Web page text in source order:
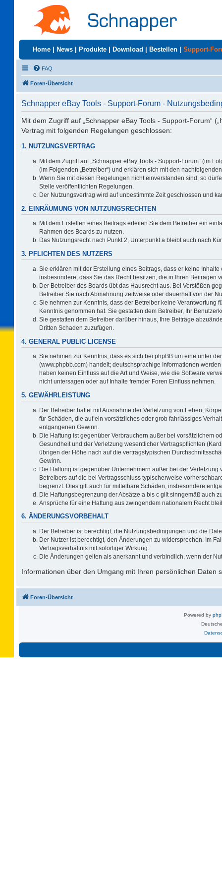
Home News Produkte Download Bestellen Support-
FAQ
Foren-Übersicht
Schnapper eBay Tools - Support-Forum -
Mit dem Zugriff auf „Schnapper eBay Tools - Support-Forum“
Vertrag mit folgenden Regelungen geschlossen:
1. NUTZUNGSVERTRAG
Mit dem Zugriff auf „Schnapper eBay Tools - Support-Forum“ (im
(im Folgenden „Betreiber“) und erklären sich mit den
Wenn Sie mit diesen Regelungen nicht einverstanden sind, so
Stelle veröffentlichten Regelungen.
Der Nutzungsvertrag wird auf unbestimmte Zeit geschlossen und
2. EINRÄUMUNG VON NUTZUNGSRECHTEN
Mit dem Erstellen eines Beitrags erteilen Sie dem Betreiber ein
Rahmen des Boards zu nutzen.
Das Nutzungsrecht nach Punkt 2, Unterpunkt a bleibt auch nach
3. PFLICHTEN DES NUTZERS
Sie erklären mit der Erstellung eines Beitrags, dass er keine
insbesondere, dass Sie das Recht besitzen, die in Ihren Beiträgen
Der Betreiber des Boards übt das Hausrecht aus. Bei Verstößen
Betreiber Sie nach Abmahnung zeitweise oder dauerhaft von der
Sie nehmen zur Kenntnis, dass der Betreiber keine Verantwortung
Kenntnis genommen hat. Sie gestatten dem Betreiber, Ihr
Sie gestatten dem Betreiber darüber hinaus, Ihre Beiträge
Dritten Schaden zuzufügen.
4. GENERAL PUBLIC LICENSE
Sie nehmen zur Kenntnis, dass es sich bei phpBB um eine unter der
(www.phpbb.com) handelt; deutschsprachige Informationen
haben keinen Einfluss auf die Art und Weise, wie die Software
nicht untersagen oder auf Inhalte fremder Foren Einfluss nehmen.
5. GEWÄHRLEISTUNG
Der Betreiber haftet mit Ausnahme der Verletzung von Leben,
für Schäden, die auf ein vorsätzliches oder grob fahrlässiges
entgangenen Gewinn.
Die Haftung ist gegenüber Verbrauchern außer bei vorsätzlichem
Gesundheit und der Verletzung wesentlicher Vertragspflichten
übrigen der Höhe nach auf die vertragstypischen
Gewinn.
Die Haftung ist gegenüber Unternehmern außer bei der
Betreibers auf die bei Vertragsschluss typischerweise
begrenzt. Dies gilt auch für mittelbare Schäden, insbesondere
Die Haftungsbegrenzung der Absätze a bis c gilt sinngemäß auch
Ansprüche für eine Haftung aus zwingendem nationalem Recht
6. ÄNDERUNGSVORBEHALT
Der Betreiber ist berechtigt, die Nutzungsbedingungen und die
Der Nutzer ist berechtigt, den Änderungen zu widersprechen. Im
Vertragsverhältnis mit sofortiger Wirkung.
Die Änderungen gelten als anerkannt und verbindlich, wenn der
Informationen über den Umgang mit Ihren persönlichen Daten
Foren-Übersicht
Powered by